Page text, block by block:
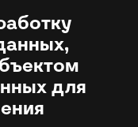
для